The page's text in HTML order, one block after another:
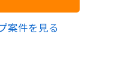
案件を見る